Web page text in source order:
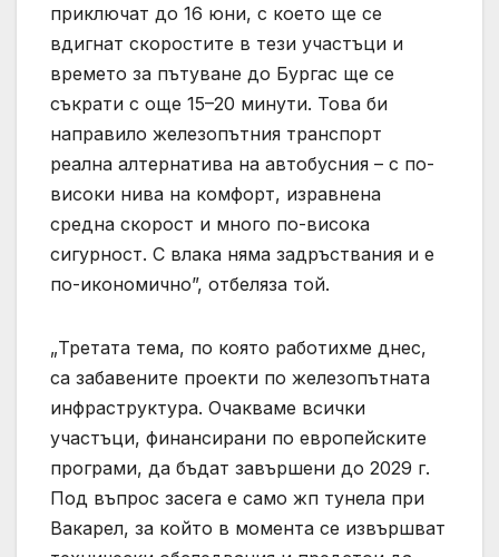
приключат до 16 юни, с което ще се
вдигнат скоростите в тези участъци и
времето за пътуване до Бургас ще се
съкрати с още 15–20 минути. Това би
направило железопътния транспорт
реална алтернатива на автобусния – с по-
високи нива на комфорт, изравнена
средна скорост и много по-висока
сигурност. С влака няма задръствания и е
по-икономично”, отбеляза той.
„Третата тема, по която работихме днес,
са забавените проекти по железопътната
инфраструктура. Очакваме всички
участъци, финансирани по европейските
програми, да бъдат завършени до 2029 г.
Под въпрос засега е само жп тунела при
Вакарел, за който в момента се извършват